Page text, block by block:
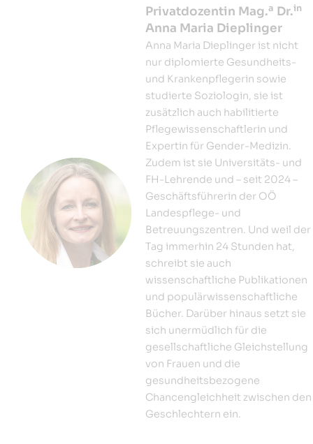
Privatdozentin Mag.a Dr.in
Anna Maria Dieplinger
Anna Maria Dieplinger ist nicht
nur diplomierte Gesundheits-
und Krankenpflegerin sowie
studierte Soziologin, sie ist
zusätzlich auch habilitierte
Pflegewissenschaftlerin und
Expertin für Gender-Medizin.
Zudem ist sie Universitäts- und
FH-Lehrende und – seit 2024 –
Geschäftsführerin der OÖ
Landespflege- und
Betreuungszentren. Und weil der
Tag immerhin 24 Stunden hat,
schreibt sie auch
wissenschaftliche Publikationen
und populärwissenschaftliche
Bücher. Darüber hinaus setzt sie
sich unermüdlich für die
gesellschaftliche Gleichstellung
von Frauen und die
gesundheitsbezogene
Chancengleichheit zwischen den
Geschlechtern ein.